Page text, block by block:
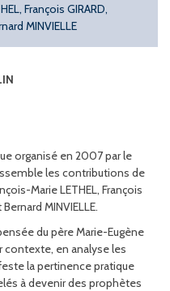
François GIRARD,
MINVIELLE
organisé en 2007 par le
les contributions de
Marie LETHEL, François
MINVIELLE.
du père Marie-Eugène
contexte, en analyse les
la pertinence pratique
à devenir des prophètes